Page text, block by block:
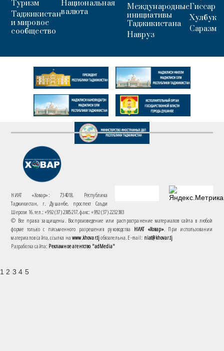
Туризм
Таджикистан
и мировое
сообщество
Национальная
валюта
Международные
инициативы
Таджикистана
Навруз
Гиссар
Хулбук
Саразм
НИАТ «Ховар»: 734018, Республика
Таджикистан, г. Душанбе, проспект Саъди
Шерози 16. тел.: +992 (37) 2385217, факс: +992 (37) 2232383
© Все права защищены. Воспроизведение или распространение материалов сайта в любой
форме только с письменного разрешения руководства НИАТ «Ховар». При использовании
материалов сайта, ссылка наwww.khovar.tjобязательна. E-mail: niat@khovar.tj
Разработка сайта: Рекламное агентство "adMedia"
1 2 3 4 5